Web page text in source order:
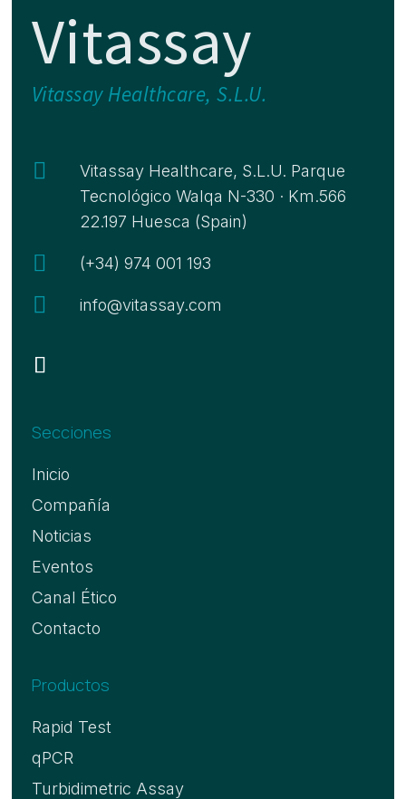
Vitassay
Vitassay Healthcare, S.L.U.

Vitassay Healthcare, S.L.U. Parque
Tecnológico Walqa N-330 · Km.566
22.197 Huesca (Spain)
 (+34) 974 001 193
 info@vitassay.com
Secciones
Inicio
Compañía
Noticias
Eventos
Canal Ético
Contacto
Productos
Rapid Test
qPCR
Turbidimetric Assay